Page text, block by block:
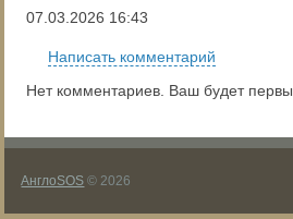
07.03.2026 16:43
Написать комментарий
Нет комментариев. Ваш будет
АнглоSOS © 2026